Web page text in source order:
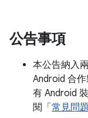
公告事項
本公告納入
Android 合
有 Android
閱「 常見問